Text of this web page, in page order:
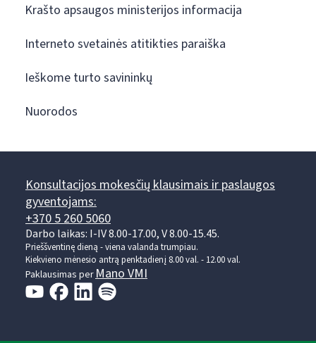
Krašto apsaugos ministerijos informacija
Interneto svetainės atitikties paraiška
Ieškome turto savininkų
Nuorodos
Konsultacijos mokesčių klausimais ir paslaugos
gyventojams:
+370 5 260 5060
Darbo laikas: I-IV 8.00-17.00, V 8.00-15.45.
Prieššventinę dieną - viena valanda trumpiau.
Kiekvieno mėnesio antrą penktadienį 8.00 val. - 12.00 val.
Paklausimas per Mano VMI